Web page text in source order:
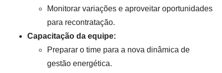
Monitorar variações e aproveitar oportunidades
para recontratação.
Capacitação da equipe:
Preparar o time para a nova dinâmica de
gestão energética.